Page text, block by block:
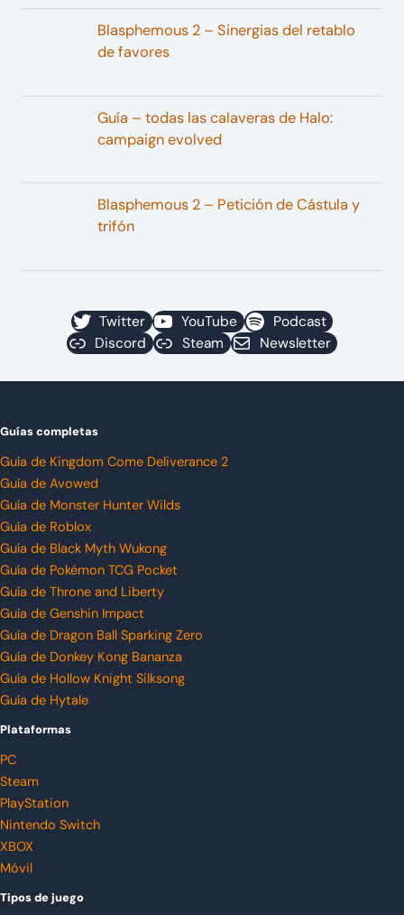
Blasphemous 2 – Sinergias del retablo
de favores
Guía – todas las calaveras de Halo:
campaign evolved
Blasphemous 2 – Petición de Cástula y
trifón
Twitter YouTube
Podcast
Discord
Steam Newsletter
Guías completas
Guía de Kingdom Come Deliverance 2
Guía de Avowed
Guía de Monster Hunter Wilds
Guía de Roblox
Guía de Black Myth Wukong
Guía de Pokémon TCG Pocket
Guía de Throne and Liberty
Guía de Genshin Impact
Guía de Dragon Ball Sparking Zero
Guía de Donkey Kong Bananza
Guía de Hollow Knight Silksong
Guía de Hytale
Plataformas
PC
Steam
PlayStation
Nintendo Switch
XBOX
Móvil
Tipos de juego